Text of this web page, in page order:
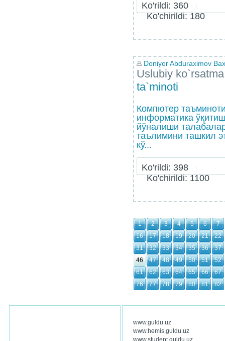
Ko'rildi: 360
Ko'chirildi: 180
Doniyor Abduraximov
Uslubiy ko`rsatma
ta`minoti
Компютер
информатика
йўналиши
таълимини ташкил
кў...
Ko'rildi: 398
Ko'chirildi: 1100
1 2 3 4 5 6
7
16
17 18 19 20 21
22
31
32 33 34 35 36
37
46
47 48 49 50 51
52
61
62 63 64 65 66
67
76
77 78 79 80 81 82
www.guldu.uz
www.hemis.guldu.uz
www.student.guldu.uz